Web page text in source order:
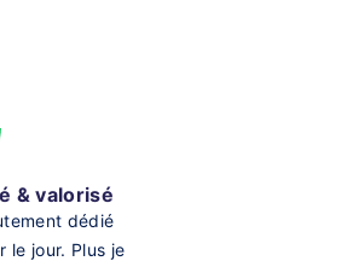
& valorisé
dédié
le jour. Plus je